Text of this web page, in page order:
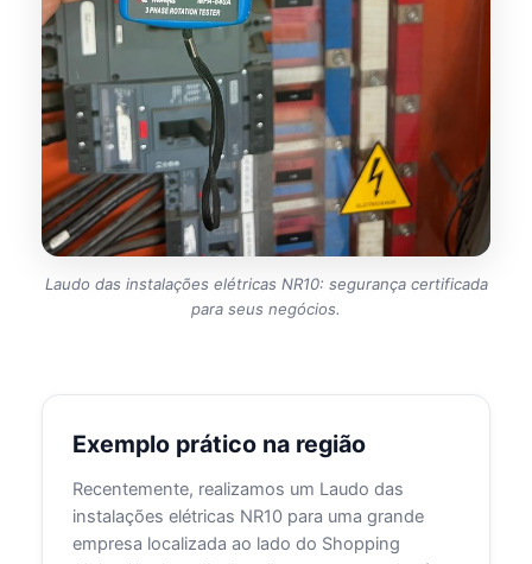
Laudo das instalações elétricas NR10: segurança certificada
para seus negócios.
Exemplo prático na região
Recentemente, realizamos um Laudo das
instalações elétricas NR10 para uma grande
empresa localizada ao lado do Shopping